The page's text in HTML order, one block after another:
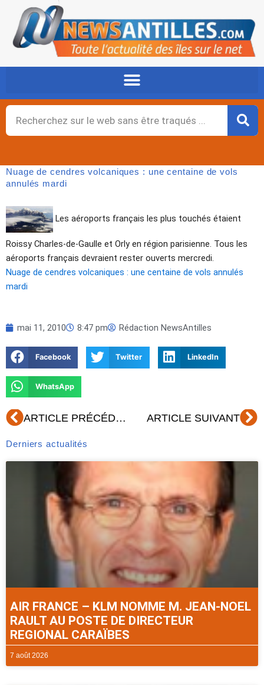
contenu
Rechercher
Nuage de cendres volcaniques : une centaine de vols
annulés mardi
Les aéroports français les plus touchés étaient
Roissy Charles-de-Gaulle et Orly en région parisienne. Tous les
aéroports français devraient rester ouverts mercredi.
Nuage de cendres volcaniques : une centaine de vols annulés
mardi
mai 11, 2010 8:47 pm Rédaction NewsAntilles
Facebook Twitter LinkedIn
WhatsApp
Précédent ARTICLE PRÉCÉDENT ARTICLE SUIVANT
Derniers actualités
AIR FRANCE – KLM NOMME M. JEAN-NOEL
RAULT AU POSTE DE DIRECTEUR
REGIONAL CARAÏBES
7 août 2026